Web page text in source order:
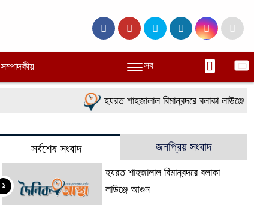
সম্পাদকীয় সব
হযরত শাহজালাল বিমানবন্দরে বলাকা লাউঞ্জে
সর্বশেষ সংবাদ জনপ্রিয় সংবাদ
হযরত শাহজালাল বিমানবন্দরে বলাকা
লাউঞ্জে আগুন
১